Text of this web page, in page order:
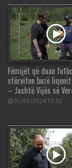
Fëmijët që duan
stërviten buzë
– Jashtë Vijës së
01/06/2024 13:50